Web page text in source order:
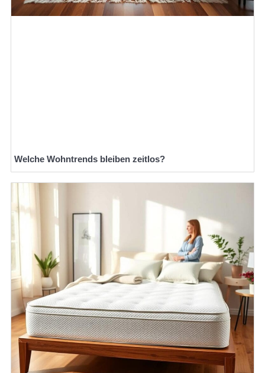
Welche Wohntrends bleiben zeitlos?